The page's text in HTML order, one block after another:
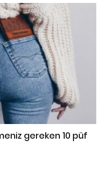
gereken 10 püf